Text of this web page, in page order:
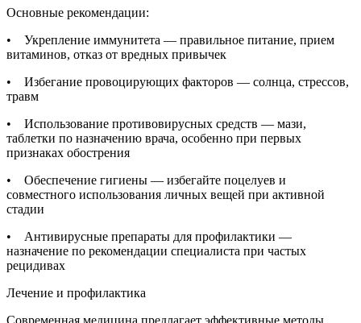
Основные рекомендации:
• Укрепление иммунитета — правильное питание, прием
витаминов, отказ от вредных привычек
• Избегание провоцирующих факторов — солнца, стрессов,
травм
• Использование противовирусных средств — мази,
таблетки по назначению врача, особенно при первых
признаках обострения
• Обеспечение гигиены — избегайте поцелуев и
совместного использования личных вещей при активной
стадии
• Антивирусные препараты для профилактики —
назначение по рекомендации специалиста при частых
рецидивах
Лечение и профилактика
Современная медицина предлагает эффективные методы